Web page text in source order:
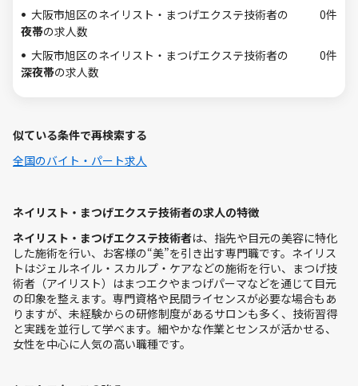
大阪市旭区のネイリスト・まつげエクステ技術者の
夜帯の求人数
0件
大阪市旭区のネイリスト・まつげエクステ技術者の
深夜帯の求人数
0件
似ている条件で再検索する
全国のバイト・パート求人
ネイリスト・まつげエクステ技術者の求人の特徴
ネイリスト・まつげエクステ技術者は、指先や目元の美容に特化
した施術を行い、お客様の“美”を引き出す専門職です。ネイリス
トはジェルネイル・スカルプ・ケアなどの施術を行い、まつげ技
術者（アイリスト）はまつエクやまつげパーマなどを通じて目元
の印象を整えます。専門資格や民間ライセンスが必要な場合もあ
りますが、未経験からの研修制度があるサロンも多く、技術習得
と実践を並行して学べます。細やかな作業とセンスが活かせる、
女性を中心に人気の高い職種です。